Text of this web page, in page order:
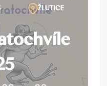
ŽLUTICE